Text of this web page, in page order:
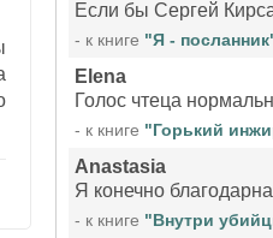
- к книге "Я -
Elena
- к книге "Горький
Anastasia
- к книге "Внутри